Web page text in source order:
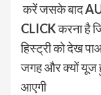
करें जसके बाद
CLICKकरना है
हिस्ट्री को देख
जगह और क्यों यूज
आएगी